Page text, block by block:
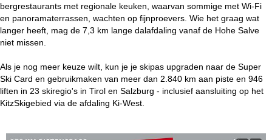
bergrestaurants met regionale keuken, waarvan sommige met Wi-Fi
en panoramaterrassen, wachten op fijnproevers. Wie het graag wat
langer heeft, mag de 7,3 km lange dalafdaling vanaf de Hohe Salve
niet missen.
Als je nog meer keuze wilt, kun je je skipas upgraden naar de Super
Ski Card en gebruikmaken van meer dan 2.840 km aan piste en 946
liften in 23 skiregio's in Tirol en Salzburg - inclusief aansluiting op het
KitzSkigebied via de afdaling Ki-West.